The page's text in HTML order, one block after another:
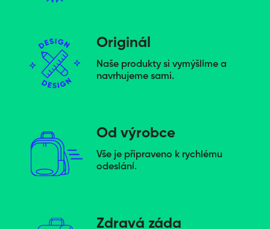
Originál
Naše produkty si vymýšlíme a
navrhujeme sami.
Od výrobce
Vše je připraveno k rychlému
odeslání.
Zdravá záda